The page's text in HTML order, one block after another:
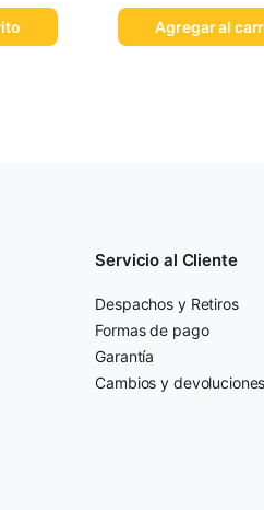
Agregar al
Servicio al Cliente
Despachos y Retiros
Formas de pago
Garantía
Cambios y devoluciones